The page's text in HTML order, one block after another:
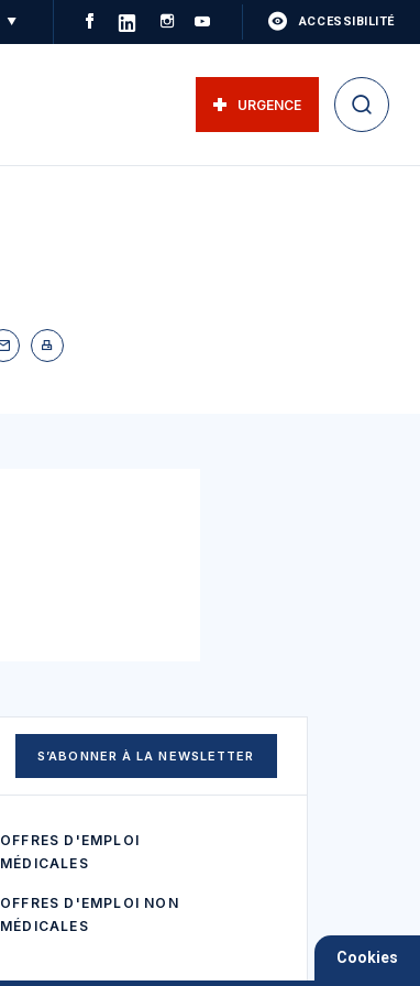
ACCESSIBILITÉ
URGENCE
S’ABONNER À LA NEWSLETTER
OFFRES D'EMPLOI
MÉDICALES
OFFRES D'EMPLOI NON
MÉDICALES
Cookies